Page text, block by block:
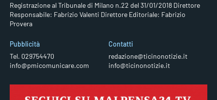
Registrazione al Tribunale di Milano n.22 del 31/01/2018 Direttore
Responsabile: Fabrizio Valenti Direttore Editoriale: Fabrizio
Provera
Pubblicità
Tel. 029754470
info@pmicomunicare.com
Contatti
redazione@ticinonotizie.it
info@ticinonotizie.it